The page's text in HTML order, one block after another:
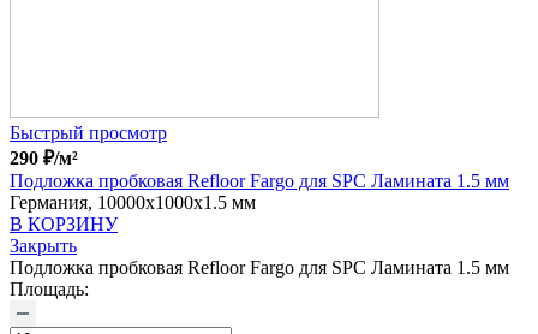
Быстрый просмотр
290 ₽/м²
Подложка пробковая Refloor Fargo для SPC Ламината 1.5 мм
Германия, 10000x1000x1.5 мм
В КОРЗИНУ
Закрыть
Подложка пробковая Refloor Fargo для SPC Ламината 1.5 мм
Площадь: